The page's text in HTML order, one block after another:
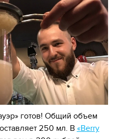
готов! Общий объем
250 мл. В«Berry